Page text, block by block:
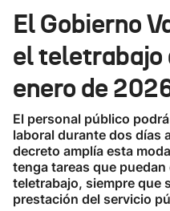
El Gobierno
el teletrabajo
enero de
El personal público
laboral durante dos días
decreto amplía esta
tenga tareas que
teletrabajo, siempre que
prestación del servicio